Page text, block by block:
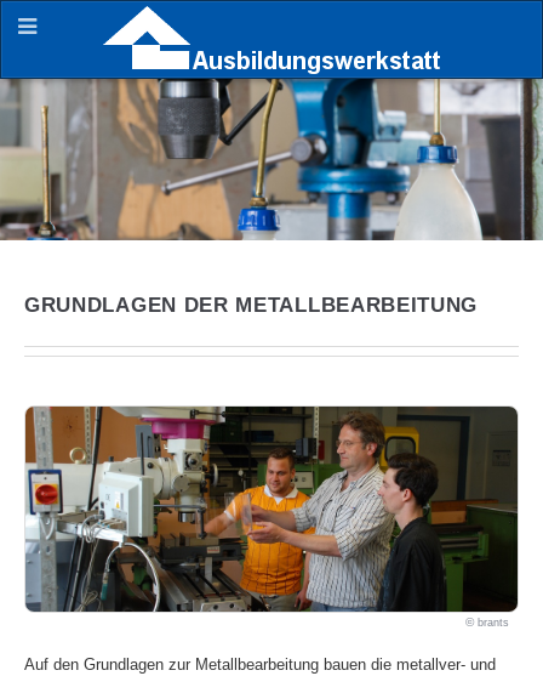
GRUNDLAGEN DER METALLBEARBEITUNG
brants
Auf den Grundlagen zur Metallbearbeitung bauen die metallver- und